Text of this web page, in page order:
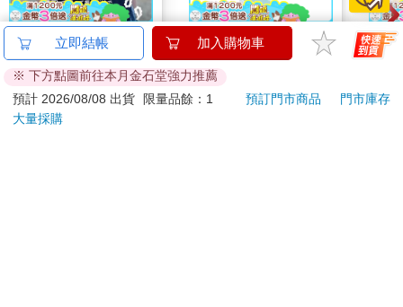
【日本 PAISELY 】 圖
騰 涼感毛巾 (3色可選)
涼感毛巾 涼感巾 冰涼
巾 日本涼感毛巾 運動
毛巾
折 特價 499 元
加入購物車
IMPACT大耳狗 水壺
(500ml)#淺藍
IMCMB01LB
特價
立即結帳 加入購物車
※ 下方點圖前往本月金石堂強力推薦
預計 2026/08/08 出貨
限量品餘：1 預訂門市商品
門市庫存
大量採購